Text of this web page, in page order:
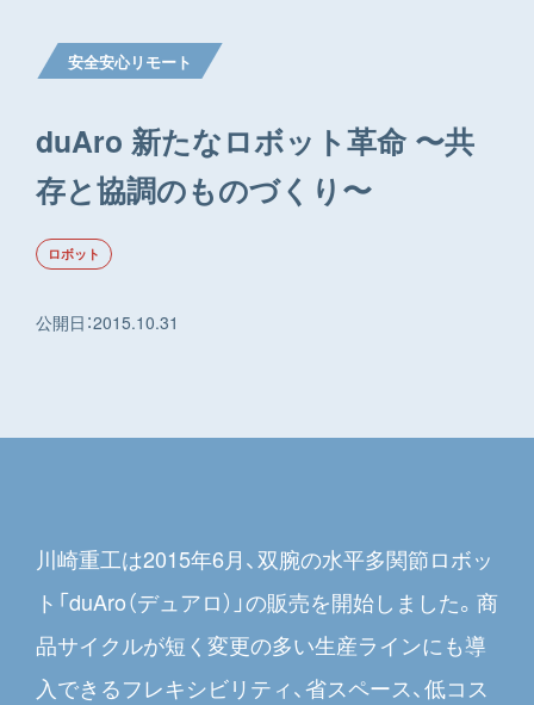
安全安心リモート
duAro 新たなロボット革命 〜共
存と協調のものづくり〜
ロボット
公開日 ：2015.10.31
川崎重工は2015年6月、双腕の水平多関節ロボッ
ト「duAro（デュアロ）」の販売を開始しました。商
品サイクルが短く変更の多い生産ラインにも導
入できるフレキシビリティ、省スペース、低コス